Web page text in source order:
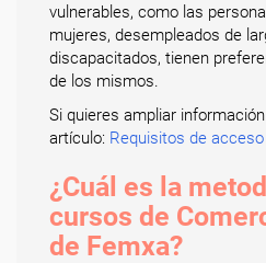
vulnerables, como las
mujeres, desempleados de
discapacitados, tienen
de los mismos.
Si quieres ampliar
artículo: Requisitos de
¿Cuál es la
cursos de
de Femxa?